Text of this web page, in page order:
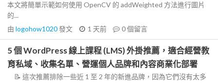
本文將簡單示範如何使用 OpenCV 的 addWeighted 方法進行圖片
的...
由 logohow1020發文 1 天前 0個留言
5 個 WordPress 線上課程 (LMS) 外掛推薦，適合經營教
育私域、收集名單、營運個人品牌和內容商業化部署
📝 這次推薦排除一些近 1 至 2 年的新進品牌，因為它們沒有太多